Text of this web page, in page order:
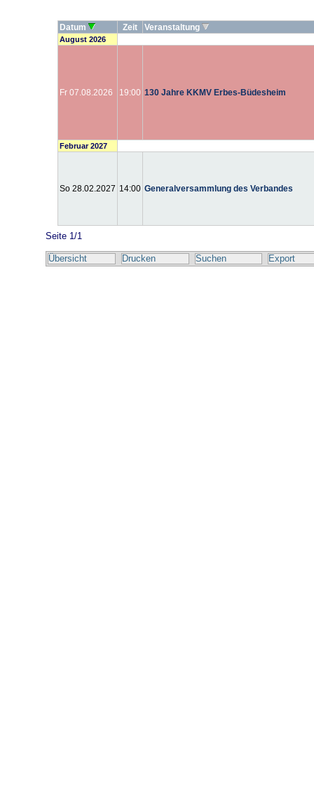
Datum Zeit Veranstaltung
August 2026
Fr 07.08.2026 19:00 130 Jahre KKMV Erbes-Büdesheim
Februar 2027
So 28.02.2027 14:00 Generalversammlung des Verbandes
Seite 1/1
Übersicht Drucken Suchen Export